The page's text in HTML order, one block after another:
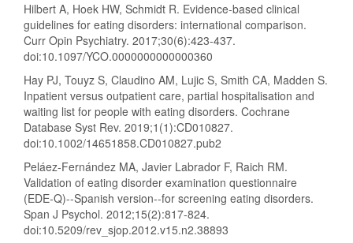
Hilbert A, Hoek HW, Schmidt R. Evidence-based clinical
guidelines for eating disorders: international comparison.
Curr Opin Psychiatry. 2017;30(6):423-437.
doi:10.1097/YCO.0000000000000360
Hay PJ, Touyz S, Claudino AM, Lujic S, Smith CA, Madden S.
Inpatient versus outpatient care, partial hospitalisation and
waiting list for people with eating disorders. Cochrane
Database Syst Rev. 2019;1(1):CD010827.
doi:10.1002/14651858.CD010827.pub2
Peláez-Fernández MA, Javier Labrador F, Raich RM.
Validation of eating disorder examination questionnaire
(EDE-Q)--Spanish version--for screening eating disorders.
Span J Psychol. 2012;15(2):817-824.
doi:10.5209/rev_sjop.2012.v15.n2.38893